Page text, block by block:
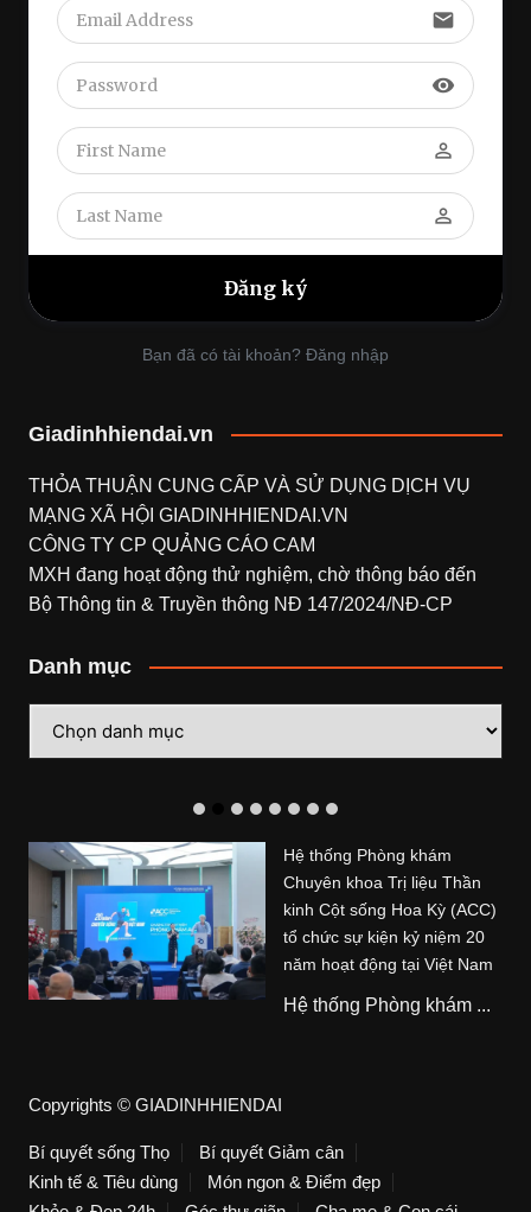
email
visibility
perm_identity
perm_identity
Bạn đã có tài khoản? Đăng nhập
Giadinhhiendai.vn
THỎA THUẬN CUNG CẤP VÀ SỬ DỤNG DỊCH VỤ
MẠNG XÃ HỘI GIADINHHIENDAI.VN
CÔNG TY CP QUẢNG CÁO CAM
MXH đang hoạt động thử nghiệm, chờ thông báo đến
Bộ Thông tin & Truyền thông NĐ 147/2024/NĐ-CP
Danh mục
mục
Hệ thống Phòng khám
Chuyên khoa Trị liệu Thần
kinh Cột sống Hoa Kỳ (ACC)
tổ chức sự kiện kỷ niệm 20
năm hoạt động tại Việt Nam
Hệ thống Phòng khám ...
Copyrights © GIADINHHIENDAI
Bí quyết sống Thọ
Bí quyết Giảm cân
Kinh tế & Tiêu dùng
Món ngon & Điểm đẹp